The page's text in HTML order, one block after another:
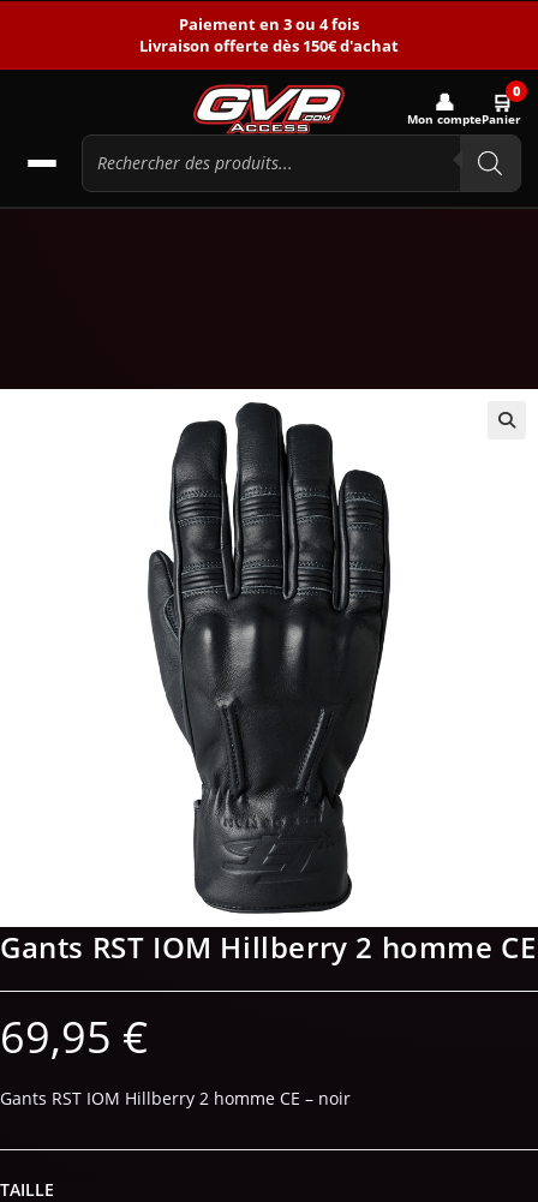
Paiement en 3 ou 4 fois
Livraison offerte dès 150€ d'achat
👤
Mon compte
🛒0
Panier
Gants RST IOM Hillberry 2 homme CE
69,95 €
Gants RST IOM Hillberry 2 homme CE – noir
TAILLE